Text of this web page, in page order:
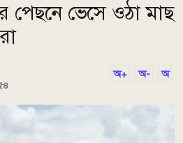
পেছনে ভেসে ওঠা মাছ
অ+ অ- অ